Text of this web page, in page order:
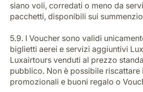
siano voli, corredati o meno da
pacchetti, disponibili sui
5.9. I Voucher sono validi
biglietti aerei e servizi aggiuntivi
Luxairtours venduti al prezzo
pubblico. Non è possibile riscattare
promozionali e buoni regalo o